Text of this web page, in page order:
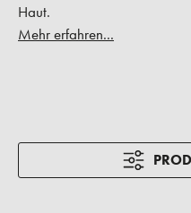
Haut.
Mehr erfahren...